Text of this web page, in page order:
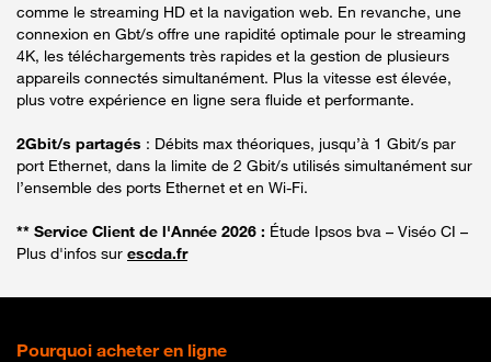
comme le streaming HD et la navigation web. En revanche, une
connexion en Gbt/s offre une rapidité optimale pour le streaming
4K, les téléchargements très rapides et la gestion de plusieurs
appareils connectés simultanément. Plus la vitesse est élevée,
plus votre expérience en ligne sera fluide et performante.
2Gbit/s partagés : Débits max théoriques, jusqu’à 1 Gbit/s par
port Ethernet, dans la limite de 2 Gbit/s utilisés simultanément sur
l’ensemble des ports Ethernet et en Wi-Fi.
** Service Client de l'Année 2026 : Étude Ipsos bva – Viséo CI –
Plus d'infos sur escda.fr
Pourquoi acheter en ligne